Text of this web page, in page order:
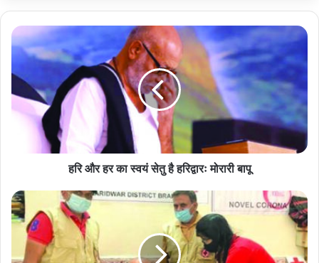
हरि
और
का
स्वयं
हरि और हर का स्वयं सेतु है हरिद्वारः मोरारी बापू
मामले
बढ़ने
के
कोरोना